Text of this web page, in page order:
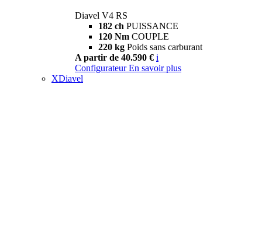
Diavel V4 RS
182 ch PUISSANCE
120 Nm COUPLE
220 kg Poids sans carburant
A partir de 40.590 € i
Configurateur En savoir plus
XDiavel